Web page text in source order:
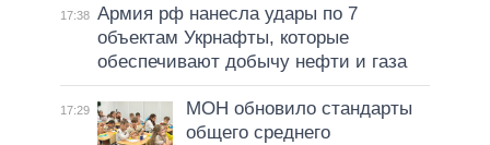
17:38 Армия рф нанесла удары по 7
объектам Укрнафты, которые
обеспечивают добычу нефти и газа
17:29
МОН обновило стандарты
общего среднего